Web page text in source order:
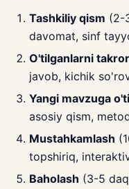
Tashkiliy qism (2-
davomat, sinf
O'tilganlarni
javob, kichik
Yangi mavzuga
asosiy qism,
Mustahkamlash
topshiriq,
Baholash (3-5